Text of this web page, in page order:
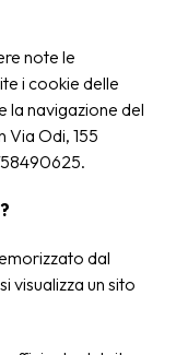
note le
i cookie delle
la navigazione del
Via Odi, 155
dal
visualizza un sito